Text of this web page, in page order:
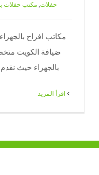
حفلات, مكتب حفلات
ضيافة الكويت
بالجهراء حيث